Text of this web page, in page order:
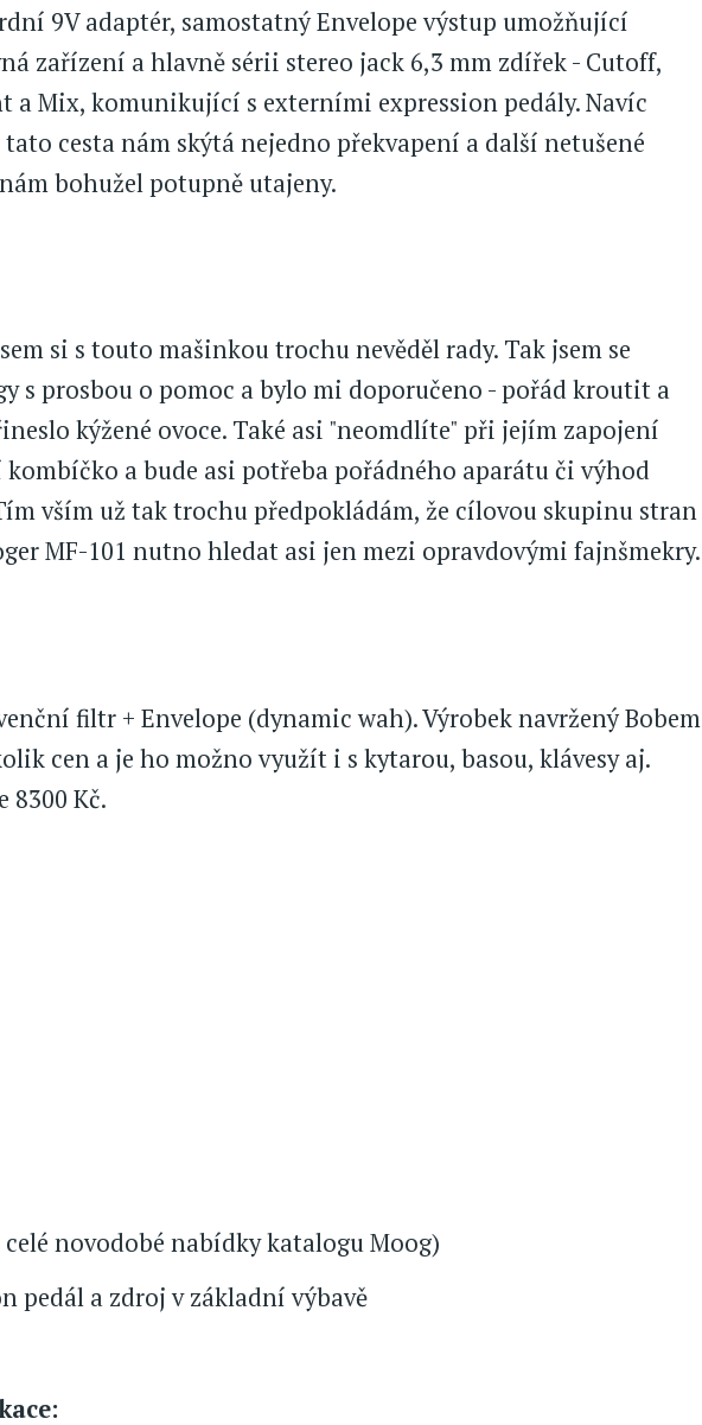
9V adaptér, samostatný Envelope výstup umožňující
zařízení a hlavně sérii stereo jack 6,3 mm zdířek - Cutoff,
a Mix, komunikující s externími expression pedály. Navíc
cesta nám skýtá nejedno překvapení a další netušené
bohužel potupně utajeny.
si s touto mašinkou trochu nevěděl rady. Tak jsem se
s prosbou o pomoc a bylo mi doporučeno - pořád kroutit a
kýžené ovoce. Také asi "neomdlíte" při jejím zapojení
kombíčko a bude asi potřeba pořádného aparátu či výhod
vším už tak trochu předpokládám, že cílovou skupinu stran
MF-101 nutno hledat asi jen mezi opravdovými fajnšmekry.
filtr + Envelope (dynamic wah). Výrobek navržený Bobem
cen a je ho možno využít i s kytarou, basou, klávesy aj.
8300 Kč.
novodobé nabídky katalogu Moog)
pedál a zdroj v základní výbavě